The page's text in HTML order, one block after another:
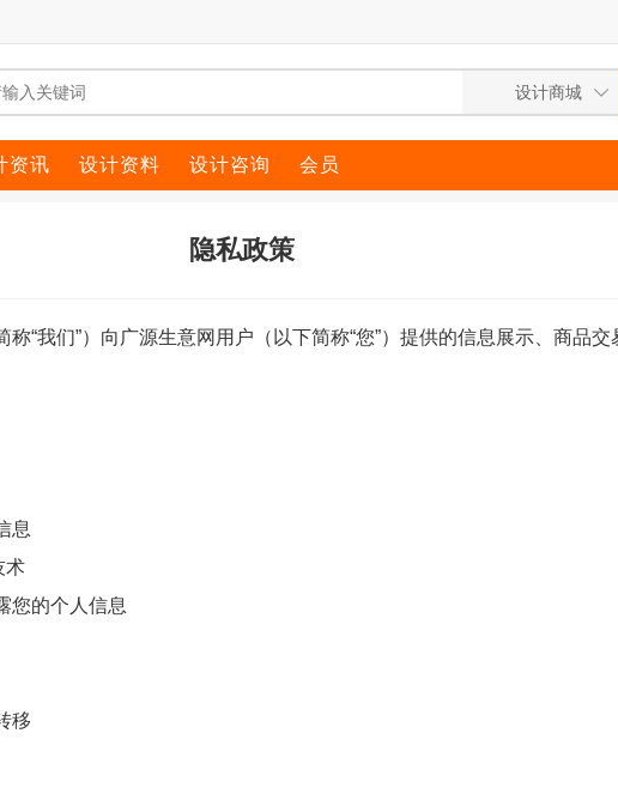
资讯 设计资料 设计咨询 会员
隐私政策
“我们”）向广源生意网用户（以下简称“您”）提供的信息展示、商品
息
术
您的个人信息
移